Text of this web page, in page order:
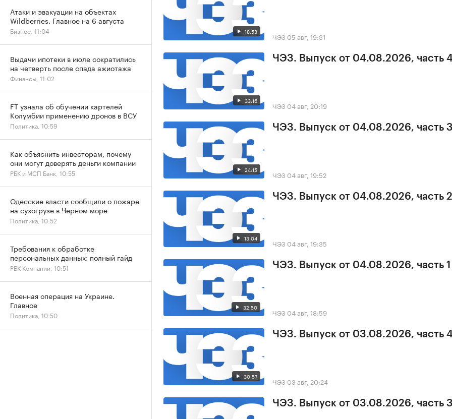
18:53 ЧЭЗ 05 авг, 19:31
33:16
ЧЭЗ. Выпуск от 04.08.2026, часть
ЧЭЗ 04 авг, 20:19
24:15
ЧЭЗ. Выпуск от 04.08.2026, часть
ЧЭЗ 04 авг, 19:52
13:04
ЧЭЗ. Выпуск от 04.08.2026, часть 2
ЧЭЗ 04 авг, 19:35
32:50
ЧЭЗ. Выпуск от 04.08.2026, часть 1
ЧЭЗ 04 авг, 18:59
30:57
ЧЭЗ. Выпуск от 03.08.2026, часть
ЧЭЗ 03 авг, 20:24
ЧЭЗ. Выпуск от 03.08.2026, часть
Атаки и эвакуации на объектах
Wildberries. Главное на 6 августа
Бизнес, 11:04
Выдачи ипотеки в июле сократились
на четверть после спада ажиотажа
Финансы, 11:02
FT узнала об обучении картелей
Колумбии применению дронов в ВСУ
Политика, 10:59
Как объяснить инвесторам, почему
они могут доверять деньги компании
РБК и МСП Банк, 10:55
Одесские власти сообщили о пожаре
на сухогрузе в Черном море
Политика, 10:52
Требования к обработке
персональных данных: полный гайд
РБК Компании, 10:51
Военная операция на Украине.
Главное
Политика, 10:50